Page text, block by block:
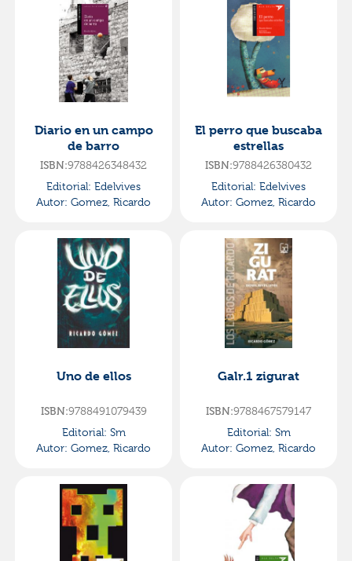
Diario en un campo
de barro
ISBN:9788426348432
Editorial: Edelvives
Autor: Gomez, Ricardo
El perro que buscaba
estrellas
ISBN:9788426380432
Editorial: Edelvives
Autor: Gomez, Ricardo
Uno de ellos
ISBN:9788491079439
Editorial: Sm
Autor: Gomez, Ricardo
Galr.1 zigurat
ISBN:9788467579147
Editorial: Sm
Autor: Gomez, Ricardo